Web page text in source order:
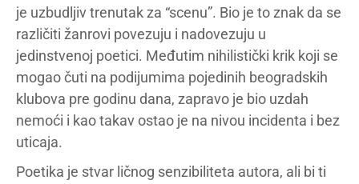
je uzbudljiv trenutak za “scenu”. Bio je to znak da se
različiti žanrovi povezuju i nadovezuju u
jedinstvenoj poetici. Međutim nihilistički krik koji se
mogao čuti na podijumima pojedinih beogradskih
klubova pre godinu dana, zapravo je bio uzdah
nemoći i kao takav ostao je na nivou incidenta i bez
uticaja.
Poetika je stvar ličnog senzibiliteta autora, ali bi ti